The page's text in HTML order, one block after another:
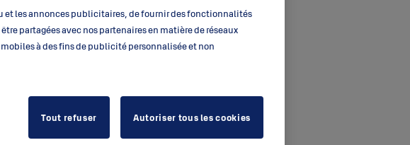
et les annonces publicitaires, de fournir des fonctionnalités
partagées avec nos partenaires en matière de réseaux
à des fins de publicité personnalisée et non
Tout refuser
Autoriser tous les cookies